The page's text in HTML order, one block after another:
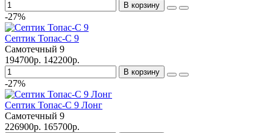
В корзину
-27%
Септик Топас-С 9
Самотечный 9
194700р. 142200р.
В корзину
-27%
Септик Топас-С 9 Лонг
Самотечный 9
226900р. 165700р.